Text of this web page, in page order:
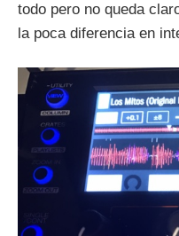
todo pero no queda
la poca diferencia en